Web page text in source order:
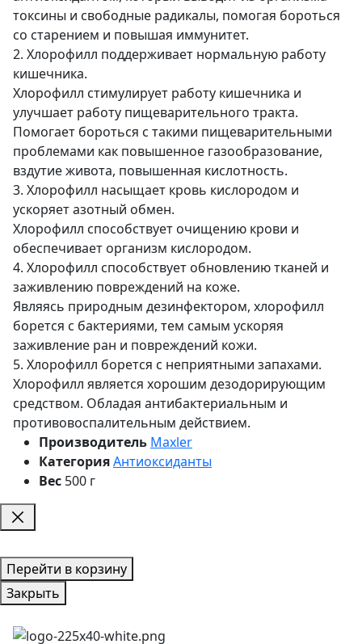
токсины и свободные радикалы, помогая бороться
со старением и повышая иммунитет.
2. Хлорофилл поддерживает нормальную работу
кишечника.
Хлорофилл стимулирует работу кишечника и
улучшает работу пищеварительного тракта.
Помогает бороться с такими пищеварительными
проблемами как повышенное газообразование,
вздутие живота, повышенная кислотность.
3. Хлорофилл насыщает кровь кислородом и
ускоряет азотный обмен.
Хлорофилл способствует очищению крови и
обеспечивает организм кислородом.
4. Хлорофилл способствует обновлению тканей и
заживлению повреждений на коже.
Являясь природным дезинфектором, хлорофилл
борется с бактериями, тем самым ускоряя
заживление ран и повреждений кожи.
5. Хлорофилл борется с неприятными запахами.
Хлорофилл является хорошим дезодорирующим
средством. Обладая антибактериальным и
противовоспалительным действием.
Производитель Maxler
КатегорияАнтиоксиданты
Вес 500 г
Перейти в корзину
Закрыть